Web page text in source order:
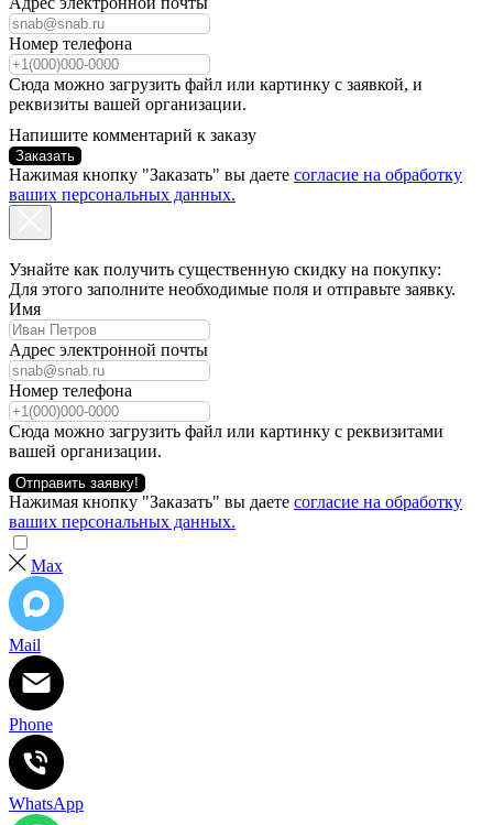
Номер телефона
Сюда можно загрузить файл или картинку с заявкой, и
реквизиты вашей организации.
Напишите комментарий к заказу
Заказать
Нажимая кнопку "Заказать" вы даете согласие на обработку
ваших персональных данных.
Узнайте как получить существенную скидку на покупку:
Для этого заполните необходимые поля и отправьте заявку.
Имя
Адрес электронной почты
Номер телефона
Сюда можно загрузить файл или картинку с реквизитами
вашей организации.
Отправить заявку!
Нажимая кнопку "Заказать" вы даете согласие на обработку
ваших персональных данных.
Max
Mail
Phone
WhatsApp